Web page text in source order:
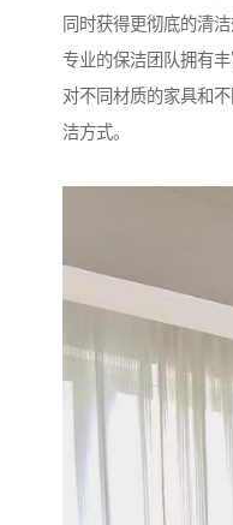
同时获得更彻底的清洁
专业的保洁团队拥有
对不同材质的家具和
洁方式。